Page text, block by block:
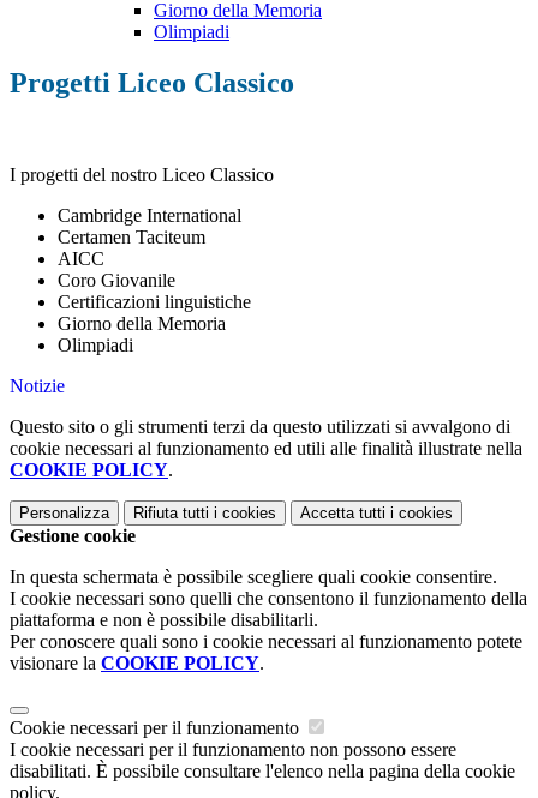
Giorno della Memoria
Olimpiadi
Progetti Liceo Classico
I progetti del nostro Liceo Classico
Cambridge International
Certamen Taciteum
AICC
Coro Giovanile
Certificazioni linguistiche
Giorno della Memoria
Olimpiadi
Notizie
Questo sito o gli strumenti terzi da questo utilizzati si avvalgono di
cookie necessari al funzionamento ed utili alle finalità illustrate nella
COOKIE POLICY.
Personalizza Rifiuta tutti i cookies Accetta tutti i cookies
Gestione cookie
In questa schermata è possibile scegliere quali cookie consentire.
I cookie necessari sono quelli che consentono il funzionamento della
piattaforma e non è possibile disabilitarli.
Per conoscere quali sono i cookie necessari al funzionamento potete
visionare la COOKIE POLICY.
Cookie necessari per il funzionamento
I cookie necessari per il funzionamento non possono essere
disabilitati. È possibile consultare l'elenco nella pagina della cookie
policy.